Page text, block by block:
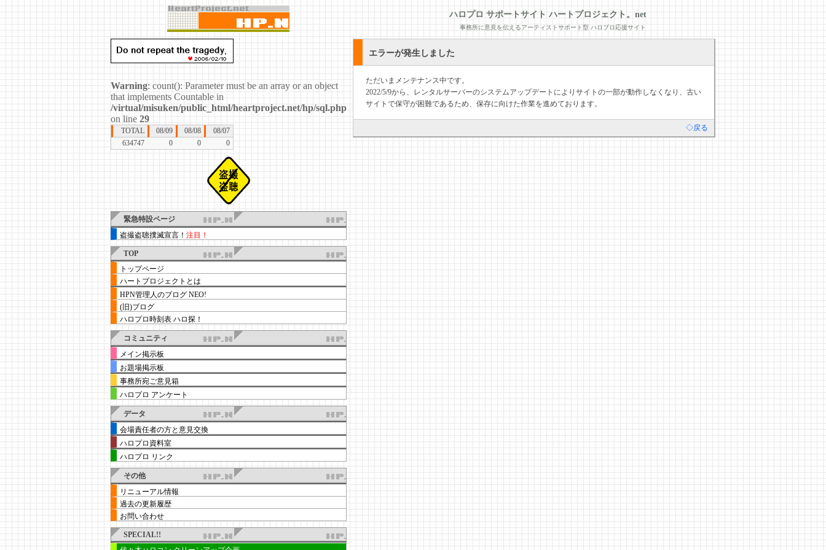
ハロプロ サポートサイト ハートプロジェクト。net
事務所に意見を伝えるアーティストサポート型 ハロプロ応援サイト
Warning: count(): Parameter must be an array or an object
that implements Countable in
/virtual/misuken/public_html/heartproject.net/hp/sql.php
on line 29
TOTAL 08/09 08/08
08/07
634747
0 0 0
緊急特設ページ
盗撮盗聴撲滅宣言！ 注目！
TOP
トップページ
ハートプロジェクトとは
HPN管理人のブログ NEO!
(旧)ブログ
ハロプロ時刻表 ハロ探！
コミュニティ
メイン掲示板
お題場掲示板
事務所宛ご意見箱
ハロプロ アンケート
データ
会場責任者の方と意見交換
ハロプロ資料室
ハロプロ リンク
その他
リニューアル情報
過去の更新履歴
お問い合わせ
SPECIAL!!
エラーが発生しました
ただいまメンテナンス中です。
2022/5/9から、レンタルサーバーのシステムアップデートによりサイトの一部が動作しなくなり、古い
サイトで保守が困難であるため、保存に向けた作業を進めております。
◇戻る